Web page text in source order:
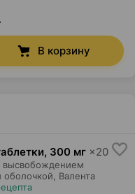
В корзину
, 300 мг ×20
высвобождением
Валента